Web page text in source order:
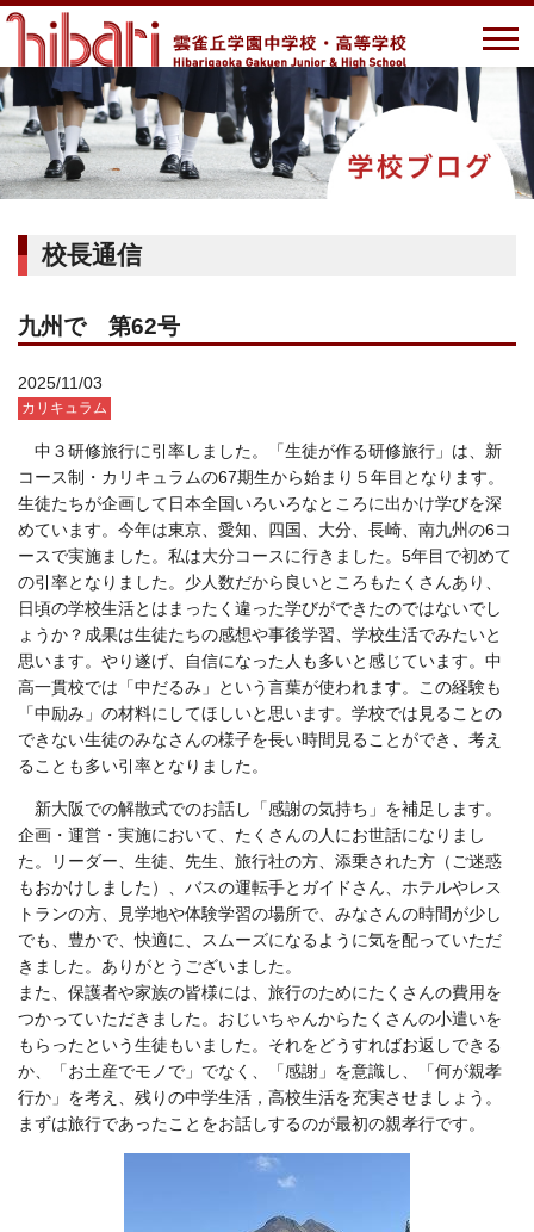
校長通信
九州で 第62号
2025/11/03
カリキュラム
中３研修旅行に引率しました。「生徒が作る研修旅行」は、新
コース制・カリキュラムの67期生から始まり５年目となります。
生徒たちが企画して日本全国いろいろなところに出かけ学びを深
めています。今年は東京、愛知、四国、大分、長崎、南九州の6コ
ースで実施ました。私は大分コースに行きました。5年目で初めて
の引率となりました。少人数だから良いところもたくさんあり、
日頃の学校生活とはまったく違った学びができたのではないでし
ょうか？成果は生徒たちの感想や事後学習、学校生活でみたいと
思います。やり遂げ、自信になった人も多いと感じています。中
高一貫校では「中だるみ」という言葉が使われます。この経験も
「中励み」の材料にしてほしいと思います。学校では見ることの
できない生徒のみなさんの様子を長い時間見ることができ、考え
ることも多い引率となりました。
新大阪での解散式でのお話し「感謝の気持ち」を補足します。
企画・運営・実施において、たくさんの人にお世話になりまし
た。リーダー、生徒、先生、旅行社の方、添乗された方（ご迷惑
もおかけしました）、バスの運転手とガイドさん、ホテルやレス
トランの方、見学地や体験学習の場所で、みなさんの時間が少し
でも、豊かで、快適に、スムーズになるように気を配っていただ
きました。ありがとうございました。
また、保護者や家族の皆様には、旅行のためにたくさんの費用を
つかっていただきました。おじいちゃんからたくさんの小遣いを
もらったという生徒もいました。それをどうすればお返しできる
か、「お土産でモノで」でなく、「感謝」を意識し、「何が親孝
行か」を考え、残りの中学生活，高校生活を充実させましょう。
まずは旅行であったことをお話しするのが最初の親孝行です。